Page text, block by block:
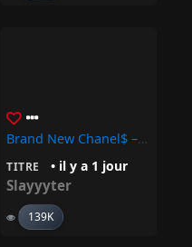
Brand New Chanel$ – Slayyyter
TITRE • il y a 1 jour
Slayyyter
139K